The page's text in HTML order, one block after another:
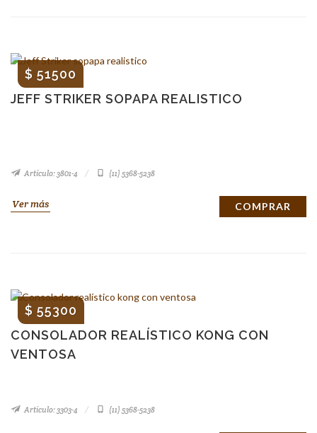
JEFF STRIKER SOPAPA REALISTICO
$ 51500
Artículo: 3801-4 (11) 5368-5238
Ver más COMPRAR
CONSOLADOR REALÍSTICO KONG CON
VENTOSA
$ 55300
Artículo: 3303-4 (11) 5368-5238